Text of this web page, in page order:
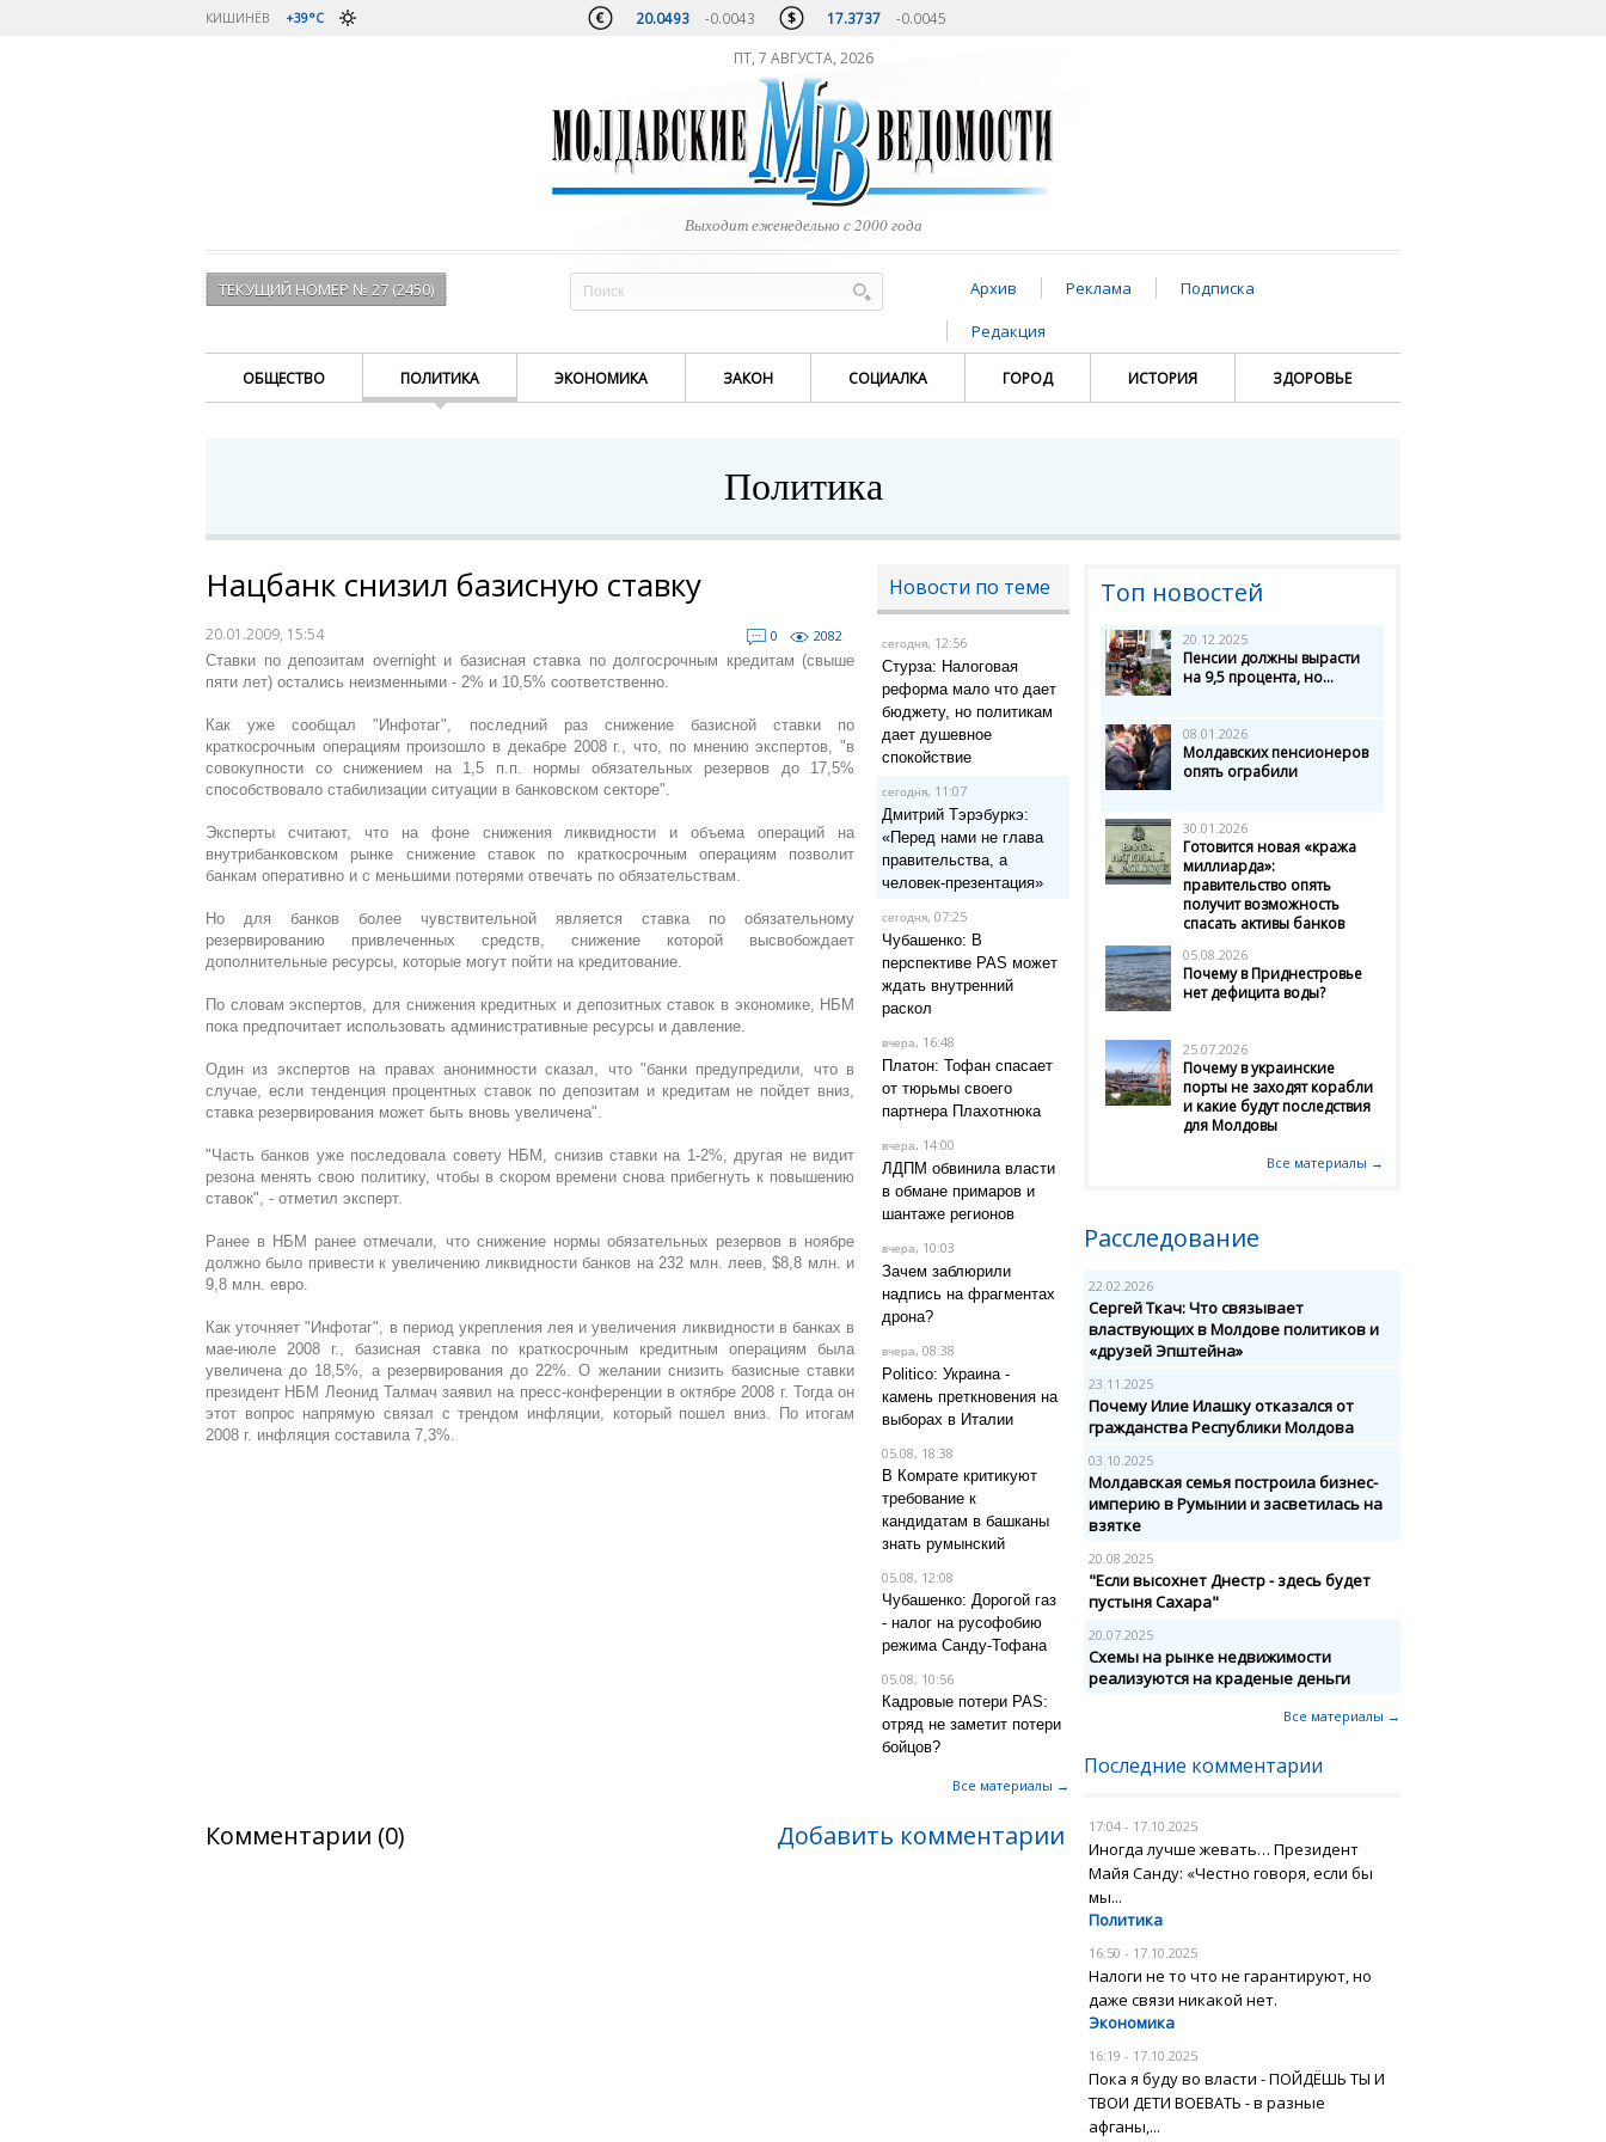
КИШИНЁВ +39°C 20.0493 -0.0043 17.3737 -0.0045
ПТ, 7 АВГУСТА, 2026
Выходит еженедельно с 2000 года
ТЕКУЩИЙ НОМЕР № 27 (2450) Архив Реклама
Подписка
Редакция
ОБЩЕСТВО ПОЛИТИКА ЭКОНОМИКА ЗАКОН СОЦИАЛКА ГОРОД ИСТОРИЯ ЗДОРОВЬЕ
Политика
Нацбанк снизил базисную ставку
20.01.2009, 15:54 0
2082
Ставки по депозитам overnight и базисная ставка по долгосрочным кредитам (свыше
пяти лет) остались неизменными - 2% и 10,5% соответственно.
Как уже сообщал "Инфотаг", последний раз снижение базисной ставки по
краткосрочным операциям произошло в декабре 2008 г., что, по мнению экспертов, "в
совокупности со снижением на 1,5 п.п. нормы обязательных резервов до 17,5%
способствовало стабилизации ситуации в банковском секторе".
Эксперты считают, что на фоне снижения ликвидности и объема операций на
внутрибанковском рынке снижение ставок по краткосрочным операциям позволит
банкам оперативно и с меньшими потерями отвечать по обязательствам.
Но для банков более чувствительной является ставка по обязательному
резервированию привлеченных средств, снижение которой высвобождает
дополнительные ресурсы, которые могут пойти на кредитование.
По словам экспертов, для снижения кредитных и депозитных ставок в экономике, НБМ
пока предпочитает использовать административные ресурсы и давление.
Один из экспертов на правах анонимности сказал, что "банки предупредили, что в
случае, если тенденция процентных ставок по депозитам и кредитам не пойдет вниз,
ставка резервирования может быть вновь увеличена".
"Часть банков уже последовала совету НБМ, снизив ставки на 1-2%, другая не видит
резона менять свою политику, чтобы в скором времени снова прибегнуть к повышению
ставок", - отметил эксперт.
Ранее в НБМ ранее отмечали, что снижение нормы обязательных резервов в ноябре
должно было привести к увеличению ликвидности банков на 232 млн. леев, $8,8 млн. и
9,8 млн. евро.
Как уточняет "Инфотаг", в период укрепления лея и увеличения ликвидности в банках в
мае-июле 2008 г., базисная ставка по краткосрочным кредитным операциям была
увеличена до 18,5%, а резервирования до 22%. О желании снизить базисные ставки
президент НБМ Леонид Талмач заявил на пресс-конференции в октябре 2008 г. Тогда он
этот вопрос напрямую связал с трендом инфляции, который пошел вниз. По итогам
2008 г. инфляция составила 7,3%.
Новости по теме
сегодня, 12:56
Стурза: Налоговая
реформа мало что дает
бюджету, но политикам
дает душевное
спокойствие
сегодня, 11:07
Дмитрий Тэрэбуркэ:
«Перед нами не глава
правительства, а
человек-презентация»
сегодня, 07:25
Чубашенко: В
перспективе PAS может
ждать внутренний
раскол
вчера, 16:48
Платон: Тофан спасает
от тюрьмы своего
партнера Плахотнюка
вчера, 14:00
ЛДПМ обвинила власти
в обмане примаров и
шантаже регионов
вчера, 10:03
Зачем заблюрили
надпись на фрагментах
дрона?
вчера, 08:38
Politico: Украина -
камень преткновения на
выборах в Италии
05.08, 18:38
В Комрате критикуют
требование к
кандидатам в башканы
знать румынский
05.08, 12:08
Чубашенко: Дорогой газ
- налог на русофобию
режима Санду-Тофана
05.08, 10:56
Кадровые потери PAS:
отряд не заметит потери
бойцов?
Все материалы →
Комментарии (0) Добавить комментарии
Топ новостей
20.12.2025
Пенсии должны вырасти
на 9,5 процента, но...
08.01.2026
Молдавских пенсионеров
опять ограбили
30.01.2026
Готовится новая «кража
миллиарда»:
правительство опять
получит возможность
спасать активы банков
05.08.2026
Почему в Приднестровье
нет дефицита воды?
25.07.2026
Почему в украинские
порты не заходят корабли
и какие будут последствия
для Молдовы
Все материалы →
Расследование
22.02.2026
Сергей Ткач: Что связывает
властвующих в Молдове политиков и
«друзей Эпштейна»
23.11.2025
Почему Илие Илашку отказался от
гражданства Республики Молдова
03.10.2025
Молдавская семья построила бизнес-
империю в Румынии и засветилась на
взятке
20.08.2025
"Если высохнет Днестр - здесь будет
пустыня Сахара"
20.07.2025
Схемы на рынке недвижимости
реализуются на краденые деньги
Все материалы →
Последние комментарии
17:04 - 17.10.2025
Иногда лучше жевать… Президент
Майя Санду: «Честно говоря, если бы
мы...
Политика
16:50 - 17.10.2025
Налоги не то что не гарантируют, но
даже связи никакой нет.
Экономика
16:19 - 17.10.2025
Пока я буду во власти - ПОЙДЁШЬ ТЫ И
ТВОИ ДЕТИ ВОЕВАТЬ - в разные
афганы,...